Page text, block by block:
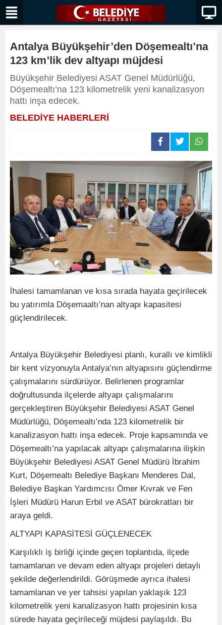
Antalya Büyükşehir’den Döşemealtı’na
123 km’lik dev altyapı müjdesi
Büyükşehir Belediyesi ASAT Genel Müdürlüğü,
Döşemealtı’na 123 kilometrelik yeni kanalizasyon
hattı inşa edecek.
BELEDİYE HABERLERİ
İhalesi tamamlanan ve kısa sırada hayata geçirilecek
bu yatırımla Döşemaaltı’nan altyapı kapasitesi
güçlendirilecek.
Antalya Büyükşehir Belediyesi planlı, kurallı ve kimlikli
bir kent vizyonuyla Antalya’nın altyapısını güçlendirme
çalışmalarını sürdürüyor. Belirlenen programlar
doğrultusunda ilçelerde altyapı çalışmalarını
gerçekleştiren Büyükşehir Belediyesi ASAT Genel
Müdürlüğü, Döşemealtı’nda 123 kilometrelik bir
kanalizasyon hattı inşa edecek. Proje kapsamında ve
Döşemealtı’na yapılacak altyapı çalışmalarına ilişkin
Büyükşehir Belediyesi ASAT Genel Müdürü İbrahim
Kurt, Döşemealtı Belediye Başkanı Menderes Dal,
Belediye Başkan Yardımcısı Ömer Kıvrak ve Fen
İşleri Müdürü Harun Erbil ve ASAT bürokratları bir
araya geldi.
ALTYAPI KAPASİTESİ GÜÇLENECEK
Karşılıklı iş birliği içinde geçen toplantıda, ilçede
tamamlanan ve devam eden altyapı projeleri detaylı
şekilde değerlendirildi. Görüşmede ayrıca ihalesi
tamamlanan ve yer tahsisi yapılan yaklaşık 123
kilometrelik yeni kanalizasyon hattı projesinin kısa
sürede hayata geçirileceği müjdesi paylaşıldı. Bu